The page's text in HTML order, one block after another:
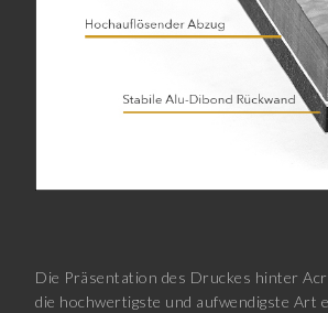
Die Präsentation des Druckes hinter
die hochwertigste und aufwendigste Art